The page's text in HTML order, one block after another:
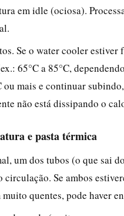
em idle (ociosa).
Se o water cooler
65°C a 85°C,
ou mais e continuar
não está dissipando o
e pasta térmica
um dos tubos (o que sai
Se ambos
quentes, pode haver